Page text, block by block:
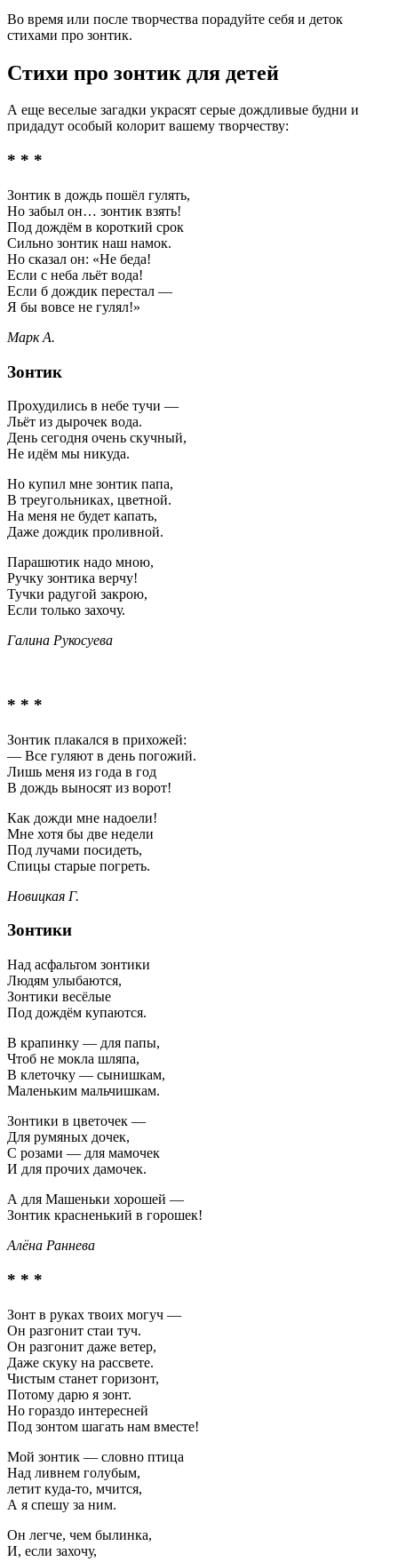
Во время или после творчества порадуйте себя и деток
стихами про зонтик.
Стихи про зонтик для детей
А еще веселые загадки украсят серые дождливые будни и
придадут особый колорит вашему творчеству:
* * *
Зонтик в дождь пошёл гулять,
Но забыл он… зонтик взять!
Под дождём в короткий срок
Сильно зонтик наш намок.
Но сказал он: «Не беда!
Если с неба льёт вода!
Если б дождик перестал —
Я бы вовсе не гулял!»
Марк А.
Зонтик
Прохудились в небе тучи —
Льёт из дырочек вода.
День сегодня очень скучный,
Не идём мы никуда.
Но купил мне зонтик папа,
В треугольниках, цветной.
На меня не будет капать,
Даже дождик проливной.
Парашютик надо мною,
Ручку зонтика верчу!
Тучки радугой закрою,
Если только захочу.
Галина Рукосуева
* * *
Зонтик плакался в прихожей:
— Все гуляют в день погожий.
Лишь меня из года в год
В дождь выносят из ворот!
Как дожди мне надоели!
Мне хотя бы две недели
Под лучами посидеть,
Спицы старые погреть.
Новицкая Г.
Зонтики
Над асфальтом зонтики
Людям улыбаются,
Зонтики весёлые
Под дождём купаются.
В крапинку — для папы,
Чтоб не мокла шляпа,
В клеточку — сынишкам,
Маленьким мальчишкам.
Зонтики в цветочек —
Для румяных дочек,
С розами — для мамочек
И для прочих дамочек.
А для Машеньки хорошей —
Зонтик красненький в горошек!
Алёна Раннева
* * *
Зонт в руках твоих могуч —
Он разгонит стаи туч.
Он разгонит даже ветер,
Даже скуку на рассвете.
Чистым станет горизонт,
Потому дарю я зонт.
Но гораздо интересней
Под зонтом шагать нам вместе!
Мой зонтик — словно птица
Над ливнем голубым,
летит куда-то, мчится,
А я спешу за ним.
Он легче, чем былинка,
И, если захочу,